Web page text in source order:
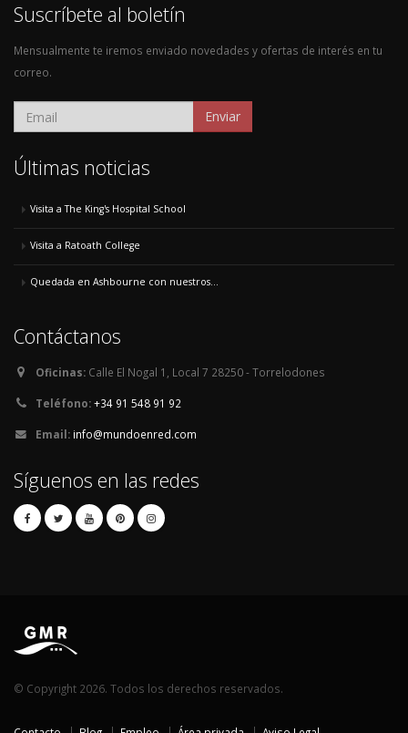
Suscríbete al boletín
Mensualmente te iremos enviado novedades y ofertas de interés en tu
correo.
Enviar
Últimas noticias
Visita a The King's Hospital School
Visita a Ratoath College
Quedada en Ashbourne con nuestros...
Contáctanos
Oficinas: Calle El Nogal 1, Local 7 28250 - Torrelodones
Teléfono:+34 91 548 91 92
Email: info@mundoenred.com
Síguenos en las redes
© Copyright 2026. Todos los derechos reservados.